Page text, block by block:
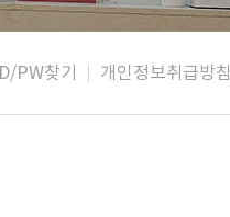
ID/PW찾기 개인정보취급방침